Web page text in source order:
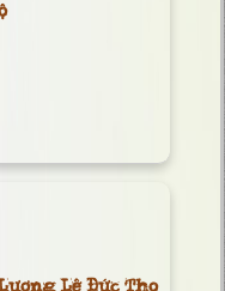
Lê Đức Thọ